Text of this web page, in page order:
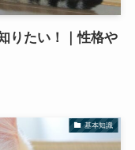
りたい！｜性格や
基本知識